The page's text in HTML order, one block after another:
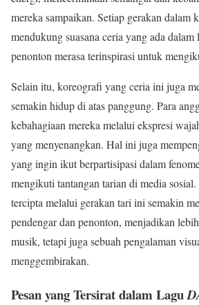
mereka sampaikan. Setiap gerakan dalam
mendukung suasana ceria yang ada dalam
penonton merasa terinspirasi untuk
Selain itu, koreografi yang ceria ini juga
semakin hidup di atas panggung. Para
kebahagiaan mereka melalui ekspresi
yang menyenangkan. Hal ini juga
yang ingin ikut berpartisipasi dalam
mengikuti tantangan tarian di media
tercipta melalui gerakan tari ini semakin
pendengar dan penonton, menjadikan
musik, tetapi juga sebuah pengalaman
menggembirakan.
Pesan yang Tersirat dalam Lagu